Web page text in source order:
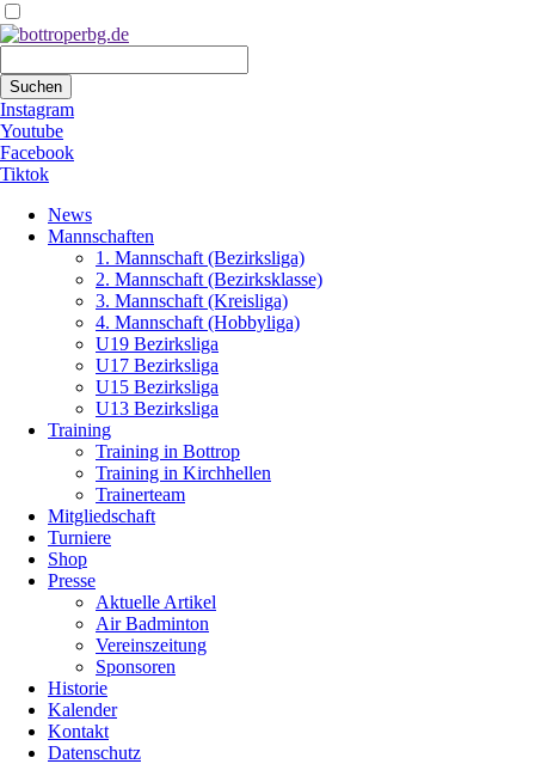
Suchen
Instagram
Youtube
Facebook
Tiktok
überspringen
News
Mannschaften
1. Mannschaft (Bezirksliga)
2. Mannschaft (Bezirksklasse)
3. Mannschaft (Kreisliga)
4. Mannschaft (Hobbyliga)
U19 Bezirksliga
U17 Bezirksliga
U15 Bezirksliga
U13 Bezirksliga
Training
Training in Bottrop
Training in Kirchhellen
Trainerteam
Mitgliedschaft
Turniere
Shop
Presse
Aktuelle Artikel
Air Badminton
Vereinszeitung
Sponsoren
Historie
Kalender
Kontakt
Datenschutz